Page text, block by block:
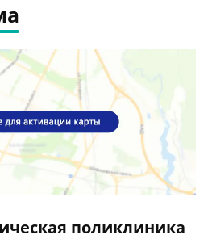
поликлиника